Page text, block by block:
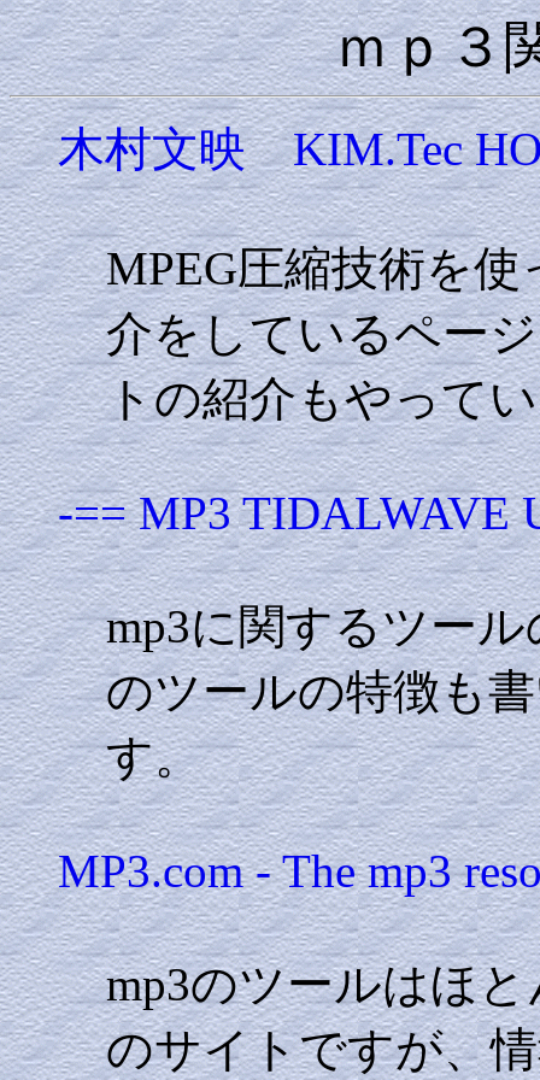
ｍｐ３
木村文映 KIM.Tec
MPEG圧縮技術を
介をしているペー
トの紹介もやって
-== MP3 TIDALWAVE
mp3に関するツー
のツールの特徴も
す。
MP3.com - The mp3
mp3のツールはほ
のサイトですが、